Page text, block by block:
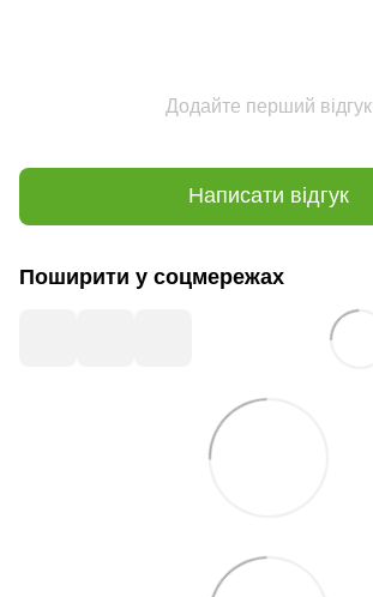
Додайте перший відгук
Написати відгук
Поширити у соцмережах